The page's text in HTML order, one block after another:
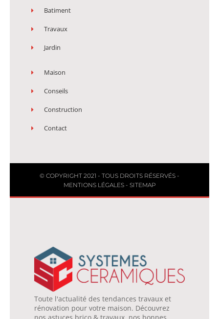
Batiment
Travaux
Jardin
Maison
Conseils
Construction
Contact
© COPYRIGHT 2021 - TOUS DROITS RÉSERVÉS -
MENTIONS LÉGALES- SITEMAP
Toute l'actualité des tendances travaux et
rénovation pour votre maison. Découvrez